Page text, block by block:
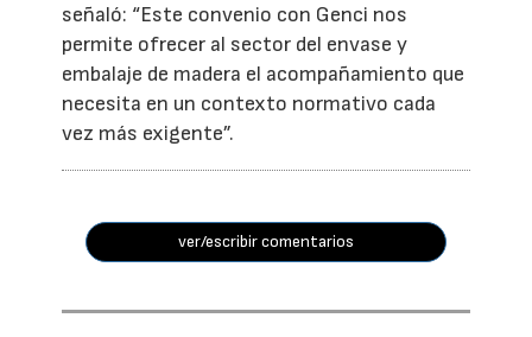
señaló: “Este convenio con Genci nos
permite ofrecer al sector del envase y
embalaje de madera el acompañamiento que
necesita en un contexto normativo cada
vez más exigente”.
ver/escribir comentarios